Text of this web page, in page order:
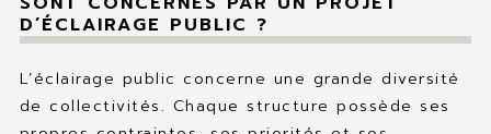
D’ÉCLAIRAGE PUBLIC ?
L’éclairage public concerne une grande diversité
de collectivités. Chaque structure possède ses